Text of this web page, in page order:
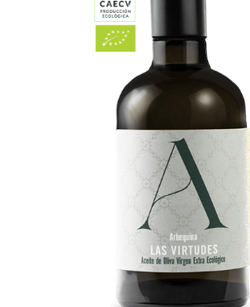
AÑADIR AL CARRITO